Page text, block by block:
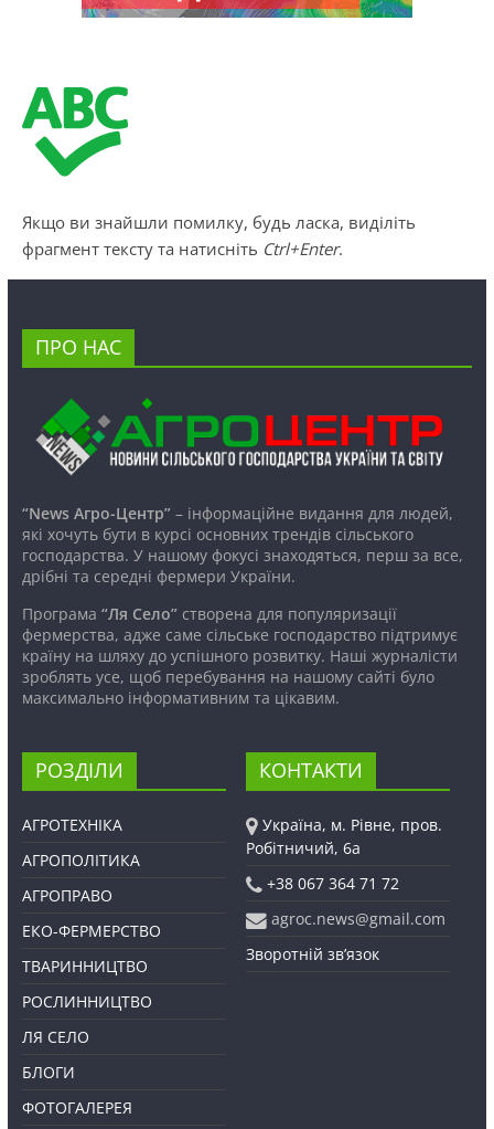
Якщо ви знайшли помилку, будь ласка, виділіть
фрагмент тексту та натисніть Ctrl+Enter.
ПРО НАС
“News Агро-Центр”– інформаційне видання для людей,
які хочуть бути в курсі основних трендів сільського
господарства. У нашому фокусі знаходяться, перш за все,
дрібні та середні фермери України.
Програма “Ля Село”створена для популяризації
фермерства, адже саме сільське господарство підтримує
країну на шляху до успішного розвитку. Наші журналісти
зроблять усе, щоб перебування на нашому сайті було
максимально інформативним та цікавим.
РОЗДІЛИ
АГРОТЕХНІКА
АГРОПОЛІТИКА
АГРОПРАВО
ЕКО-ФЕРМЕРСТВО
ТВАРИННИЦТВО
РОСЛИННИЦТВО
ЛЯ СЕЛО
БЛОГИ
ФОТОГАЛЕРЕЯ
КОНТАКТИ
Україна, м. Рівне, пров.
Робітничий, 6а
+38 067 364 71 72
agroc.news@gmail.com
Зворотній зв’язок